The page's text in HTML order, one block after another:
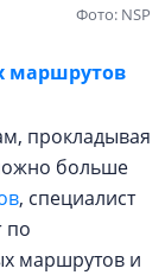
Фото: NSP
маршрутов
прокладывая
больше
, специалист
по
маршрутов и